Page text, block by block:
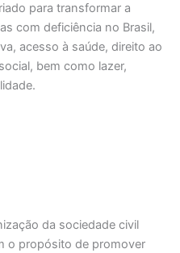
para transformar a
com deficiência no Brasil,
acesso à saúde, direito ao
bem como lazer,
da sociedade civil
o propósito de promover